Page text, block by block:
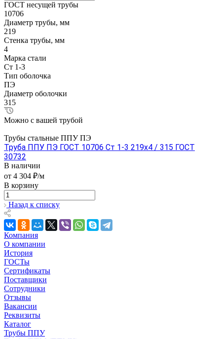
ГОСТ несущей трубы
10706
Диаметр трубы, мм
219
Стенка трубы, мм
4
Марка стали
Ст 1-3
Тип оболочка
ПЭ
Диаметр оболочки
315
Можно с вашей трубой
Трубы стальные ППУ ПЭ
Труба ППУ ПЭ ГОСТ 10706 Ст 1-3 219x4 / 315 ГОСТ
30732
В наличии
от 4 304 ₽/м
В корзину
Назад к списку
Компания
О компании
История
ГОСТы
Сертификаты
Поставщики
Сотрудники
Отзывы
Вакансии
Реквизиты
Каталог
Трубы ППУ